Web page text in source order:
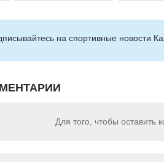
на cпортивные новости
Для того, чтобы оставить